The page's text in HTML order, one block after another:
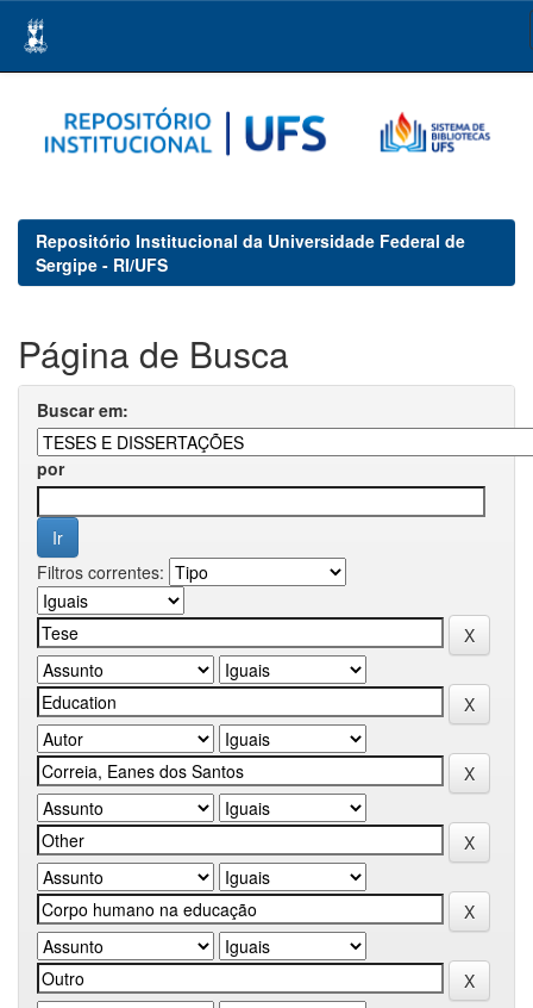
navigation
Repositório Institucional da Universidade Federal de
Sergipe - RI/UFS
Página de Busca
Buscar em:
por
Filtros correntes: